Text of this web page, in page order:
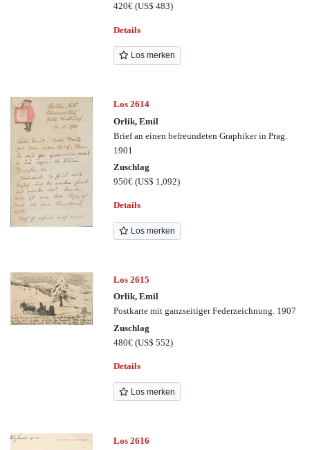
420€(US$ 483)
Details
Los merken
Los 2614
Orlik, Emil
Brief an einen befreundeten Graphiker in Prag.
1901
Zuschlag
950€(US$ 1,092)
Details
Los merken
Los 2615
Orlik, Emil
Postkarte mit ganzseitiger Federzeichnung. 1907
Zuschlag
480€(US$ 552)
Details
Los merken
Los 2616